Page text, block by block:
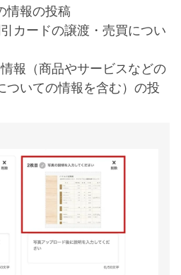
情報の投稿
カードの譲渡・売買につい
報（商品やサービスなどの
ついての情報を含む）の投